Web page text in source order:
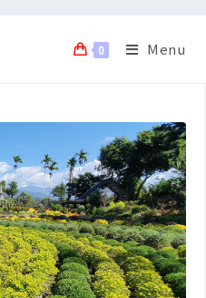
0 Menu